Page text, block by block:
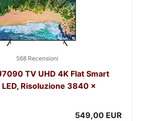
568 Recensioni
TV UHD 4K Flat Smart
LED, Risoluzione 3840 x
549,00 EUR